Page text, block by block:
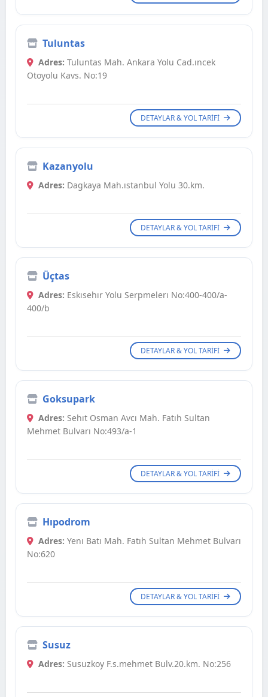
Tuluntas
Adres: Tuluntas Mah. Ankara Yolu Cad.ıncek
Otoyolu Kavs. No:19
DETAYLAR & YOL TARIFI
Kazanyolu
Adres: Dagkaya Mah.ıstanbul Yolu 30.km.
DETAYLAR & YOL TARIFI
Üçtas
Adres: Eskısehır Yolu Serpmelerı No:400-400/a-
400/b
DETAYLAR & YOL TARIFI
Goksupark
Adres: Sehıt Osman Avcı Mah. Fatıh Sultan
Mehmet Bulvarı No:493/a-1
DETAYLAR & YOL TARIFI
Hıpodrom
Adres: Yenı Batı Mah. Fatıh Sultan Mehmet Bulvarı
No:620
DETAYLAR & YOL TARIFI
Susuz
Adres: Susuzkoy F.s.mehmet Bulv.20.km. No:256